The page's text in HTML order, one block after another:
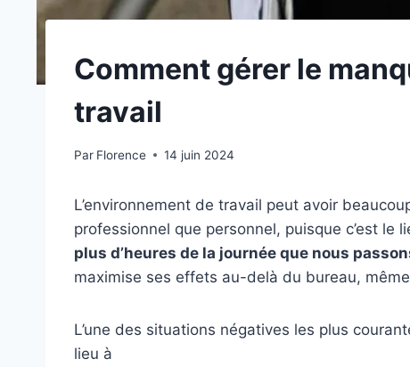
Comment gérer le
travail
Par Florence 14 juin 2024
L’environnement de travail peut avoir
professionnel que personnel, puisque c’est le
plus d’heures de la journée que nous
maximise ses effets au-delà du bureau,
L’une des situations négatives les plus
lieu à